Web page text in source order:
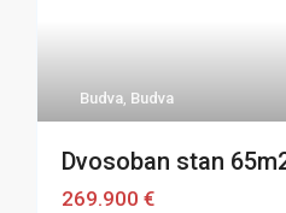
Budva, Budva
Dvosoban stan
269.900 €